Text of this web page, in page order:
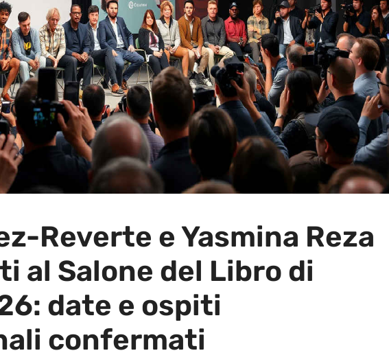
Reverte e Yasmina Reza
al Salone del Libro di
date e ospiti
confermati